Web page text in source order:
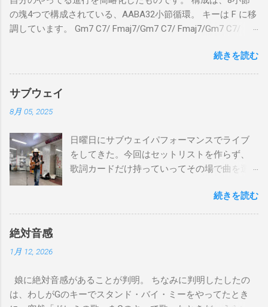
の塊4つで構成されている、AABA32小節循環。 キーは F に移
調しています。 Gm7 C7/ Fmaj7/Gm7 C7/ Fmaj7/Gm7 C7/
Fmaj7/Gm7 C7/ Am7 D7/Gm7 C7/ Fmaj7/ Bbmaj7/Am7
Abm7/Gm7 C7/Fmaj7/Bbmaj7/Am7 Abm7/Gm7 C7/Fmaj7/
Gm7 C7/ Fmaj7/Gm7 C7/ Fmaj7/Gm7 C7/ Am7 D7/Gm7 C7/
Fmaj7/ Gm7 C7 Fmaj7 僕のスエードシューズ Gm7
C7 Fmaj7 黒いスエードシューズ Gm7 C7 Am
のも一緒さ Gm7 C7 Fmaj7 僕のスウェードシューズ
Gm7 C7 Fmaj7 先の尖ったシューズ Gm7 C7
Am7 とてもカッコいいのさ D7 Gm7 C7 Fmaj7 いつも気分
最高 Bbmaj7 Am7 Abm7 こい...
続きを読む
サブウェイ
8月 05, 2025
日曜日にサブウェイパフォーマンスでライブ
をしてきた。今回はセットリストを作らず、
歌詞カードだけ持っていってその場で曲を選
をやった。でも、曲選びにかなりの時間を使
ったし、ライブの流れを良くするためにもセ
す。是非お越しください。 A change is gonna
come Gee, baby, ain't I good to you Michelle All
続きを読む
絶対音感
1月 12, 2026
娘に絶対音感があることが判明。 ちなみに判明したしたの
は、わしがGのキーでスタンド・バイ・ミーをやってたとき